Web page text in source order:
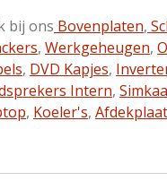
bij ons Bovenplaten,
, Werkgeheugen,
, DVD Kapjes,
Intern,
, Koeler's,